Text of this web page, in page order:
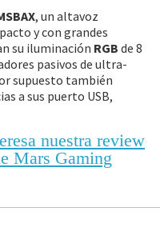
, un altavoz
y con grandes
su iluminación RGB de 8
pasivos de ultra-
supuesto también
a sus puerto USB,
nuestra review
Mars Gaming